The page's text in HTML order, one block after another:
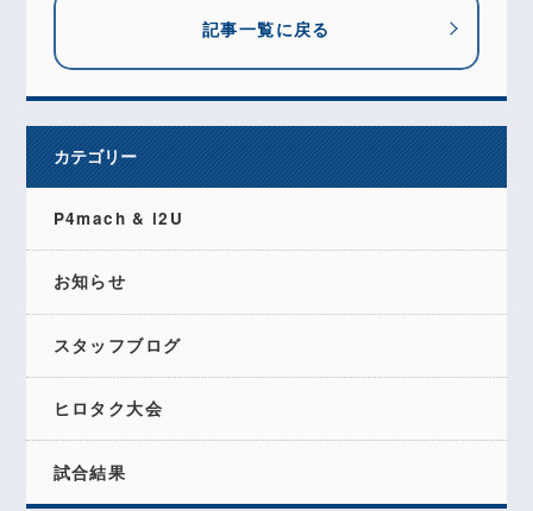
記事一覧に戻る
カテゴリー
P4mach & i2U
お知らせ
スタッフブログ
ヒロタク大会
試合結果